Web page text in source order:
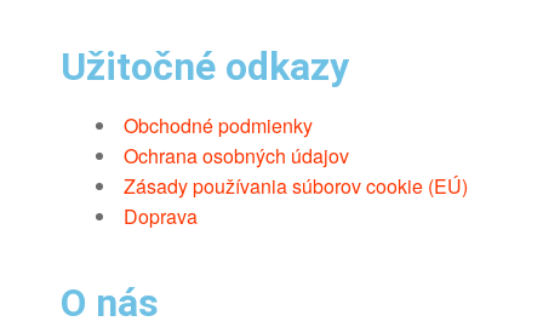
Užitočné odkazy
Obchodné podmienky
Ochrana osobných údajov
Zásady používania súborov cookie (EÚ)
Doprava
O nás